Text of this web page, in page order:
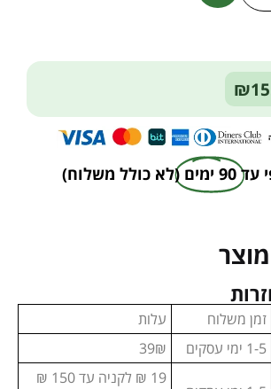
עד 90 ימים (לא כולל משלוח)
זמן משלוח
עלות
1-5 ימי עסקים 39₪
19 ₪ לקניה עד 150 ₪